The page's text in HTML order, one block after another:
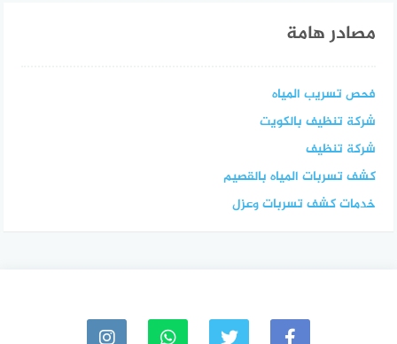
مصادر هامة
فحص تسريب المياه
شركة تنظيف بالكويت
شركة تنظيف
كشف تسربات المياه بالقصيم
خدمات كشف تسربات وعزل